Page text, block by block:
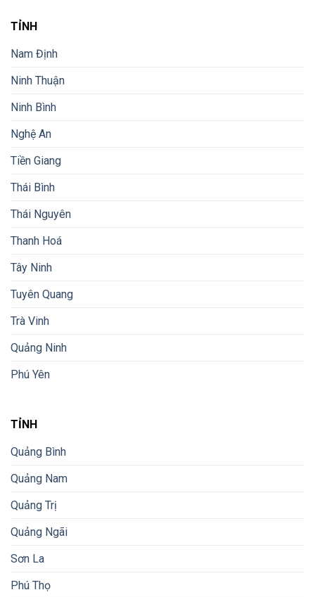
TỈNH
Nam Định
Ninh Thuận
Ninh Bình
Nghệ An
Tiền Giang
Thái Bình
Thái Nguyên
Thanh Hoá
Tây Ninh
Tuyên Quang
Trà Vinh
Quảng Ninh
Phú Yên
TỈNH
Quảng Bình
Quảng Nam
Quảng Trị
Quảng Ngãi
Sơn La
Phú Thọ